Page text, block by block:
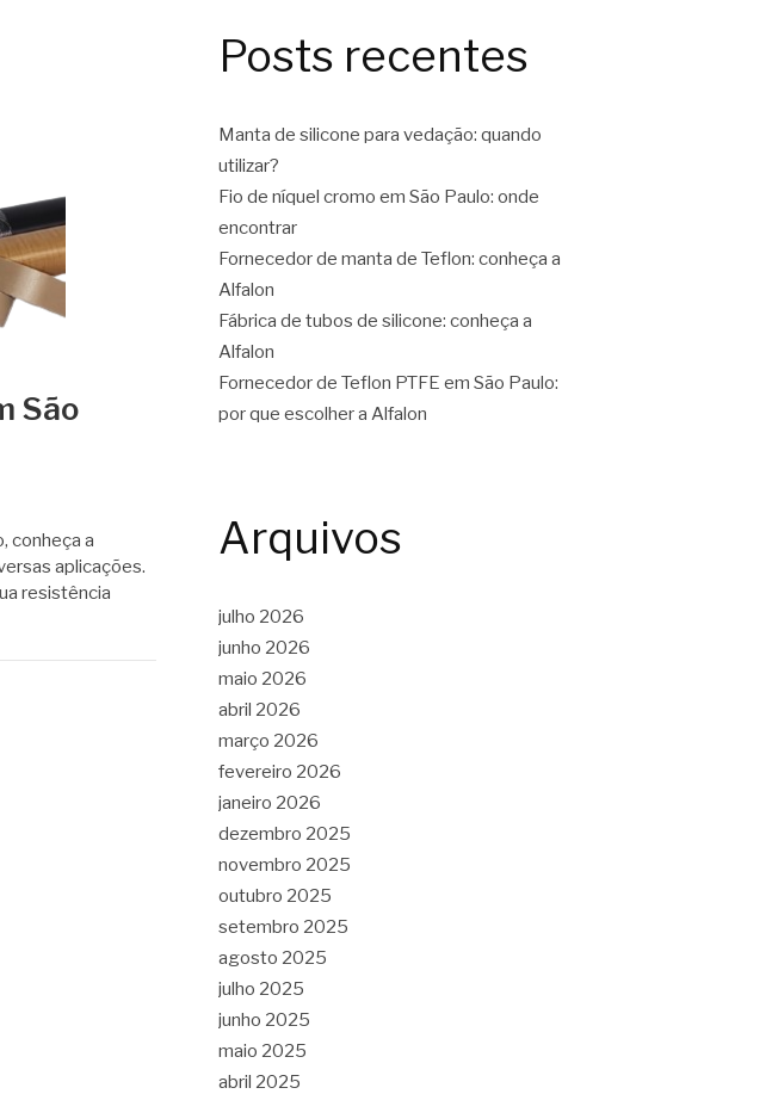
São
conheça a
aplicações.
resistência
Posts recentes
Manta de silicone para vedação: quando
utilizar?
Fio de níquel cromo em São Paulo: onde
encontrar
Fornecedor de manta de Teflon: conheça a
Alfalon
Fábrica de tubos de silicone: conheça a
Alfalon
Fornecedor de Teflon PTFE em São Paulo:
por que escolher a Alfalon
Arquivos
julho 2026
junho 2026
maio 2026
abril 2026
março 2026
fevereiro 2026
janeiro 2026
dezembro 2025
novembro 2025
outubro 2025
setembro 2025
agosto 2025
julho 2025
junho 2025
maio 2025
abril 2025